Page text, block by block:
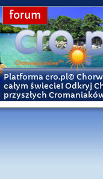
forum
Platforma cro.pl©
całym świecie! Odkryj
przyszłych